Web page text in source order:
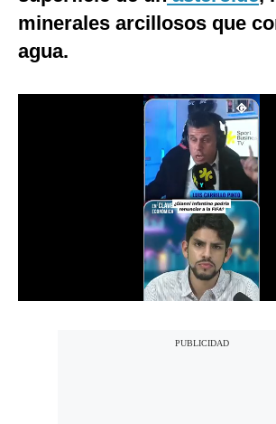
Internacional
Tecnología
minerales arcillosos que
agua.